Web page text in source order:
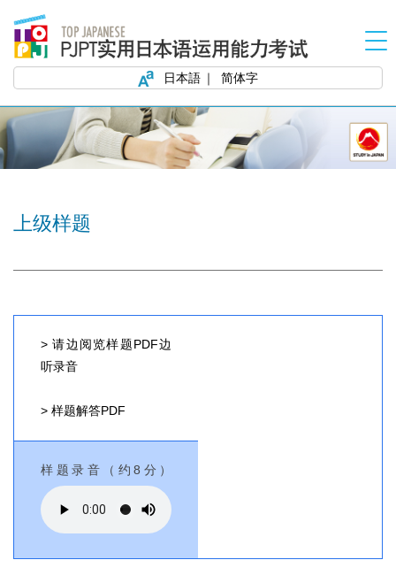
日本語 简体字
上级样题
> 请边阅览样题PDF边
听录音
> 样题解答PDF
样题录音（约8分）